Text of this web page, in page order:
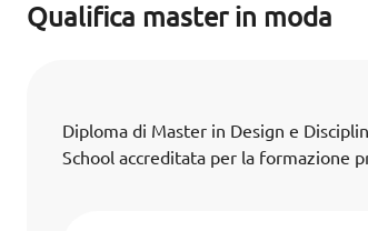
Qualifica master in moda
Diploma di Master in Design e
School accreditata per la formazione